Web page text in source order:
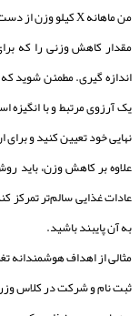
من ماهانه X کیلو وزن از دست خواهم داد تا اینکه در یک سال به XXX کیلو برسم.
مقدار کاهش وزنی را که
اندازه گیری. مطمئن شوید
یک آرزوی مرتبط و با
نهایی خود تعیین کنید و برای
علاوه بر کاهش وزن، باید
عادات غذایی سالم‌تر تمرکز
به آن پایبند باشید.
مثالی از اهداف هوشمندانه
ثبت نام و شرکت در کلاس